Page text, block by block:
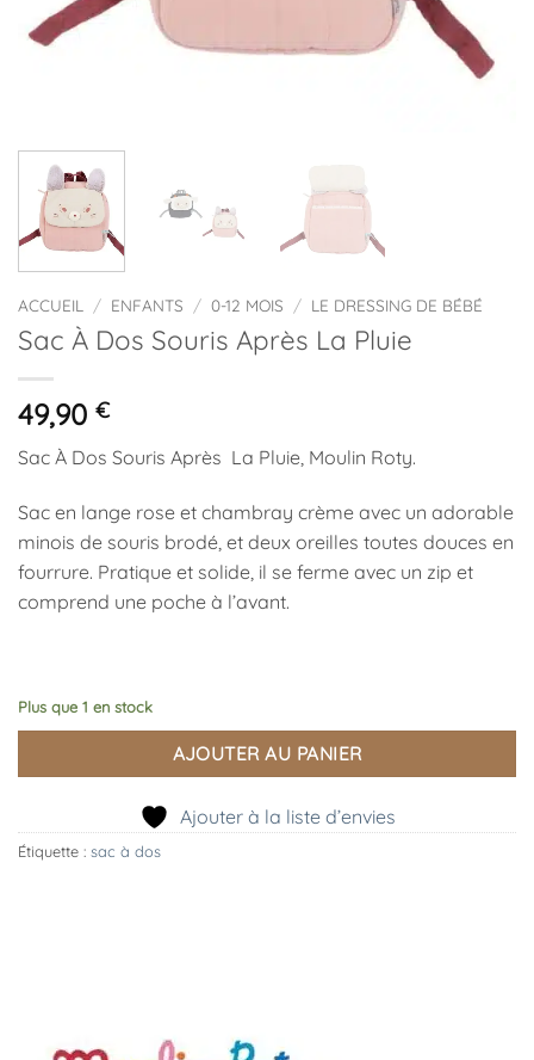
ACCUEIL / ENFANTS / 0-12 MOIS / LE DRESSING DE BÉBÉ
Sac À Dos Souris Après La Pluie
49,90 €
Sac À Dos Souris Après La Pluie, Moulin Roty.
Sac en lange rose et chambray crème avec un adorable
minois de souris brodé, et deux oreilles toutes douces en
fourrure. Pratique et solide, il se ferme avec un zip et
comprend une poche à l’avant.
Plus que 1 en stock
AJOUTER AU PANIER
Ajouter à la liste d’envies
Étiquette : sac à dos